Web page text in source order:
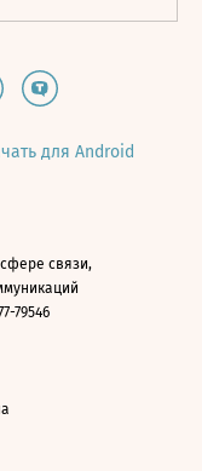
для Android
связи,
79546